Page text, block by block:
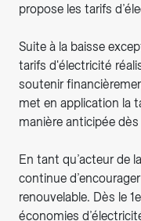
propose les tarifs
Suite à la baisse
tarifs d'électricité
soutenir
met en application la
manière anticipée
En tant qu’acteur de
continue
renouvelable. Dès le
économies